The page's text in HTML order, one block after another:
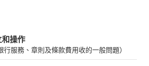
和操作
行服務、章則及條款費用收的一般問題）